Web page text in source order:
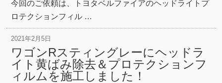
今回のご依頼は、トヨタベルファイアのヘッドライトプ
ロテクションフィル …
2021年2月5日
ワゴンRスティングレーにヘッドラ
イト黄ばみ除去＆プロテクションフ
ィルムを施工しました！